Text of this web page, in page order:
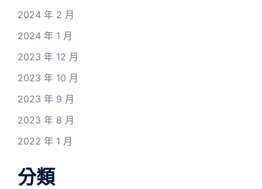
2024 年 2 月
2024 年 1 月
2023 年 12 月
2023 年 10 月
2023 年 9 月
2023 年 8 月
2022 年 1 月
分類